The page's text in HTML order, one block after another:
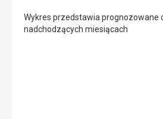
Wykres przedstawia prognozowane
nadchodzących miesiącach